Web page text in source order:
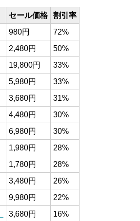
セール価格
割引率
980円
72%
2,480円
50%
19,800円
33%
5,980円
33%
3,680円
31%
4,480円
30%
6,980円
30%
1,980円
28%
1,780円
28%
3,480円
26%
9,980円
22%
3,680円
16%